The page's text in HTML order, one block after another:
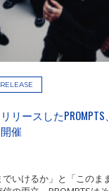
RELEASE
リースした
開催
でいけるか」と「このま